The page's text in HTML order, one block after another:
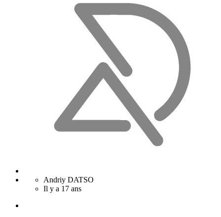
Andriy DATSO
Il y a 17 ans